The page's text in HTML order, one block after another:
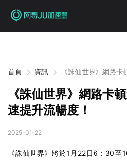
首頁 資訊
《誅仙世界》網路
《誅仙世界》網路卡
速提升流暢度！
2025-01-22
《誅仙世界》將於1月22日6：30至